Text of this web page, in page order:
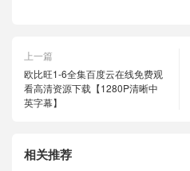
上一篇
欧比旺1-6全集百度云在线免费观
看高清资源下载【1280P清晰中
英字幕】
相关推荐